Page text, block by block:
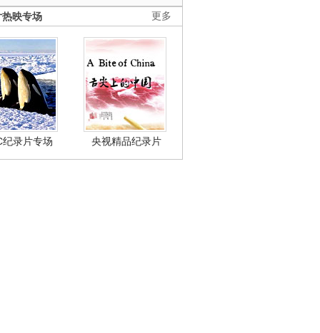
更多
映专场
纪录片专场 央视精品纪录片